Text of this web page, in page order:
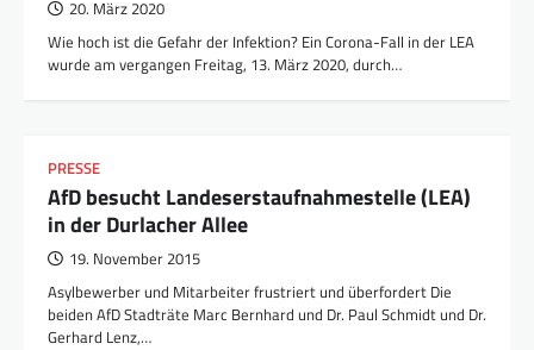
20. März 2020
Wie hoch ist die Gefahr der Infektion? Ein Corona-Fall in der LEA
wurde am vergangen Freitag, 13. März 2020, durch…
PRESSE
AfD besucht Landeserstaufnahmestelle (LEA)
in der Durlacher Allee
19. November 2015
Asylbewerber und Mitarbeiter frustriert und überfordert Die
beiden AfD Stadträte Marc Bernhard und Dr. Paul Schmidt und Dr.
Gerhard Lenz,…